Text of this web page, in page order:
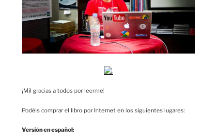
¡Mil gracias a todos por leerme!
Podéis comprar el libro por Internet en los siguientes lugares:
Versión en español: